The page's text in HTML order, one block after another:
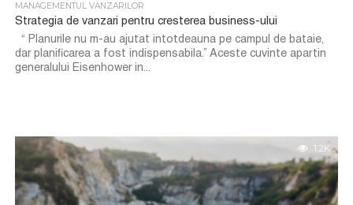
MANAGEMENTUL VANZARILOR
Strategia de vanzari pentru cresterea business-ului
“ Planurile nu m-au ajutat intotdeauna pe campul de bataie,
dar planificarea a fost indispensabila.” Aceste cuvinte apartin
generalului Eisenhower in...
1.2K